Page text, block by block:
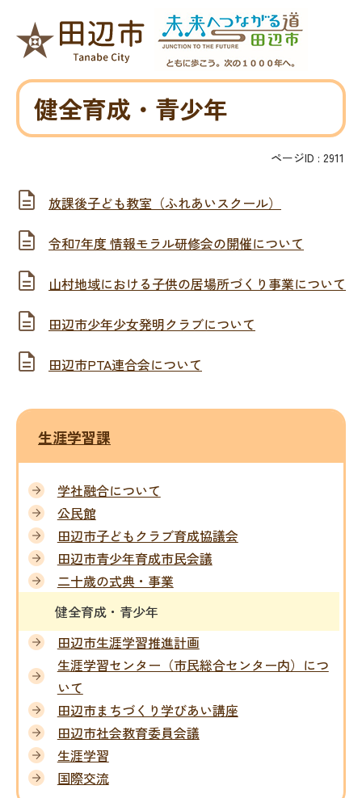
健全育成・青少年
ページID : 2911
放課後子ども教室（ふれあいスクール）
令和7年度 情報モラル研修会の開催について
山村地域における子供の居場所づくり事業について
田辺市少年少女発明クラブについて
田辺市PTA連合会について
生涯学習課
学社融合について
公民館
田辺市子どもクラブ育成協議会
田辺市青少年育成市民会議
二十歳の式典・事業
健全育成・青少年
田辺市生涯学習推進計画
生涯学習センター（市民総合センター内）につ
いて
田辺市まちづくり学びあい講座
田辺市社会教育委員会議
生涯学習
国際交流